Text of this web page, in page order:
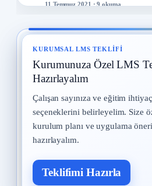
11 Temmuz 2021 · 9 okuma
8 İş Güvenliği Tarihi
9 İş Güvenliği Uzmanları
12 Eylül 2025 · 8 okuma
10 Kadın Çalışanların
2 Eylül 2025 · 8 okuma
KURUMSAL LMS TEKLIFI
Kurumunuza Özel LMS
Hazırlayalım
Çalışan sayınıza ve eğitim
seçeneklerini belirleyelim. Size
kurulum planı ve uygulama
hazırlayalım.
Teklifimi Hazırla